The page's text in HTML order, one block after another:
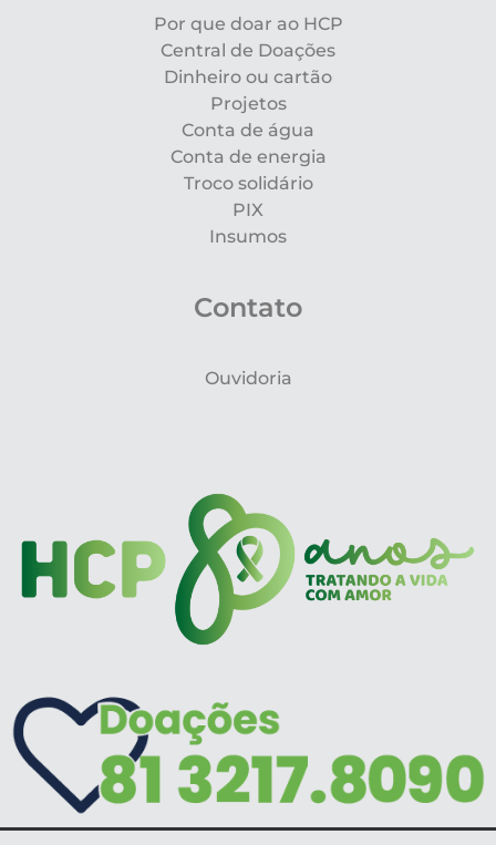
Por que doar ao HCP
Central de Doações
Dinheiro ou cartão
Projetos
Conta de água
Conta de energia
Troco solidário
PIX
Insumos
Contato
Ouvidoria